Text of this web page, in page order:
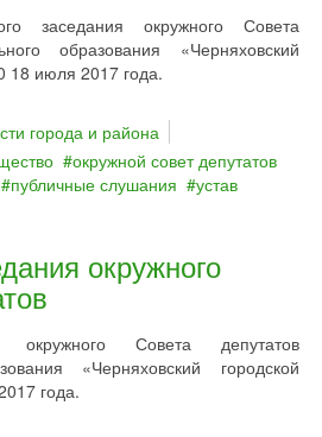
заседания окружного Совета
образования «Черняховский
18 июля 2017 года.
города и района
окружной совет депутатов
публичные слушания устав
окружного
окружного Совета депутатов
«Черняховский городской
года.